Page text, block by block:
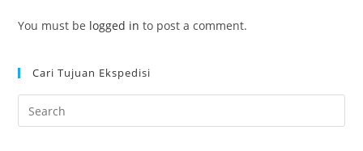
You must be logged in to post a comment.
Cari Tujuan Ekspedisi